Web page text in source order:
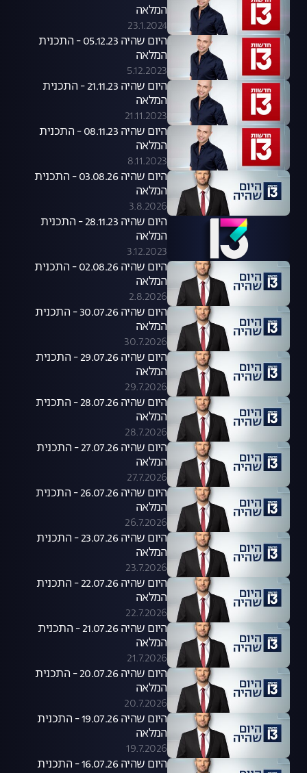
המלאה
23.1.2024
היום שהיה 05.12.23 - התכנית
המלאה
5.12.2023
היום שהיה 21.11.23 - התכנית
המלאה
21.11.2023
היום שהיה 08.11.23 - התכנית
המלאה
8.11.2023
היום שהיה 03.08.26 - התכנית
המלאה
3.8.2026
היום שהיה 28.11.23 - התכנית
המלאה
3.12.2023
היום שהיה 02.08.26 - התכנית
המלאה
2.8.2026
היום שהיה 30.07.26 - התכנית
המלאה
30.7.2026
היום שהיה 29.07.26 - התכנית
המלאה
29.7.2026
היום שהיה 28.07.26 - התכנית
המלאה
28.7.2026
היום שהיה 27.07.26 - התכנית
המלאה
27.7.2026
היום שהיה 26.07.26 - התכנית
המלאה
26.7.2026
היום שהיה 23.07.26 - התכנית
המלאה
23.7.2026
היום שהיה 22.07.26 - התכנית
המלאה
22.7.2026
היום שהיה 21.07.26 - התכנית
המלאה
21.7.2026
היום שהיה 20.07.26 - התכנית
המלאה
20.7.2026
היום שהיה 19.07.26 - התכנית
המלאה
19.7.2026
היום שהיה 16.07.26 - התכנית